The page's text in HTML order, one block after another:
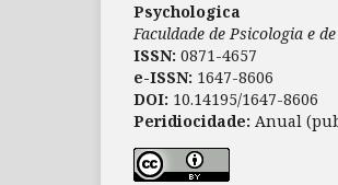
Psychologica
Faculdade de Psicologia e
ISSN: 0871-4657
e-ISSN: 1647-8606
DOI: 10.14195/1647-8606
Peridiocidade: Anual